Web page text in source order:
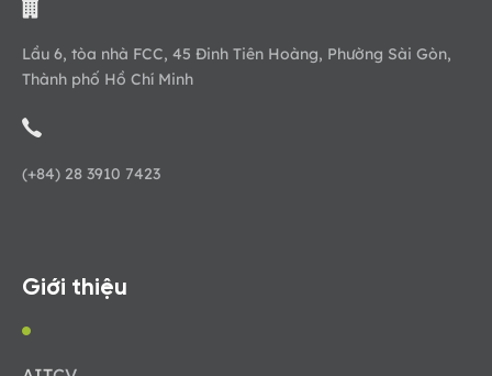
Lầu 6, tòa nhà FCC, 45 Đinh Tiên Hoàng, Phường Sài Gòn,
Thành phố Hồ Chí Minh
(+84) 28 3910 7423
Giới thiệu